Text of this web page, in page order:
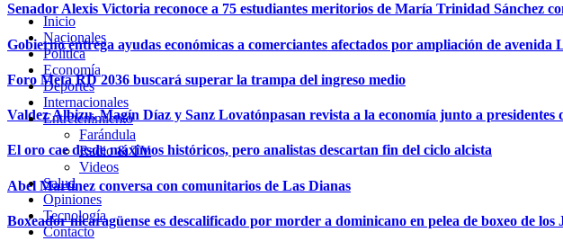
Senador Alexis Victoria reconoce a 75 estudiantes meritorios de María Trinidad Sánchez
Gobierno entrega ayudas económicas a comerciantes afectados por ampliación de avenida
Foro Meta RD 2036 buscará superar la trampa del ingreso medio
Valdez Albizu, Magín Díaz y Sanz Lovatónpasan revista a la economía junto a presidentes
El oro cae desde máximos históricos, pero analistas descartan fin del ciclo alcista
Abel Martínez conversa con comunitarios de Las Dianas
Boxeador nicaragüense es descalificado por morder a dominicano en pelea de boxeo de los
Inicio
Nacionales
Política
Economía
Deportes
Internacionales
Entretenimiento
Farándula
Radio & TV
Videos
Salud
Opiniones
Tecnología
Contacto